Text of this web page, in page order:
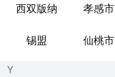
西双版纳 孝感市
锡盟 仙桃市
Y